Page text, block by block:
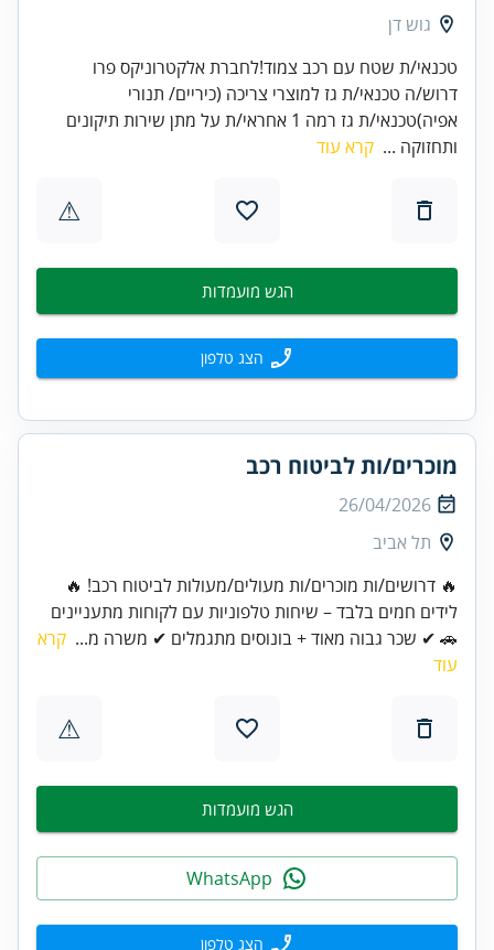
גוש דן
טכנאי/ת שטח עם רכב צמוד!לחברת אלקטרוניקס פרו
דרוש/ה טכנאי/ת גז למוצרי צריכה (כיריים/ תנורי
אפיה)טכנאי/ת גז רמה 1 אחראי/ת על מתן שירות תיקונים
ותחזוקה ... קרא עוד
⚠
הגש מועמדות
הצג טלפון
מוכרים/ות לביטוח רכב
26/04/2026
תל אביב
🔥 דרושים/ות מוכרים/ות מעולים/מעולות לביטוח רכב! 🔥
לידים חמים בלבד – שיחות טלפוניות עם לקוחות מתעניינים
🚗 ✔ שכר גבוה מאוד + בונוסים מתגמלים ✔ משרה מ... קרא
עוד
⚠
הגש מועמדות
הצג טלפון